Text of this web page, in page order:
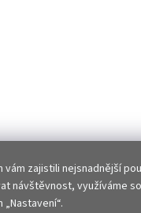
vám zajistili nejsnadnější
návštěvnost, využíváme